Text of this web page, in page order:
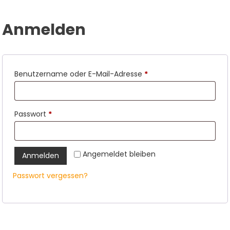
Anmelden
Benutzername oder E-Mail-Adresse *Erforderlich
Passwort *Erforderlich
Angemeldet bleiben
Anmelden
Passwort vergessen?